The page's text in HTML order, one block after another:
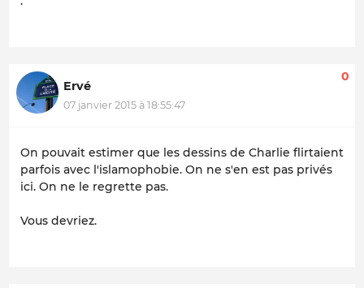
Ervé
07 janvier 2015 à 18:55:47
0
On pouvait estimer que les dessins de Charlie flirtaient
parfois avec l'islamophobie. On ne s'en est pas privés
ici. On ne le regrette pas.
Vous devriez.